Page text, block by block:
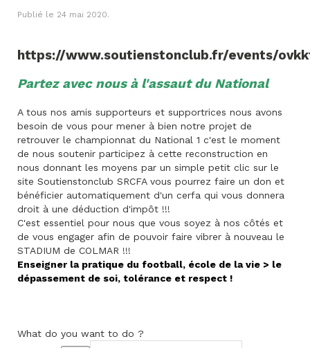
Publié le 24 mai 2020.
https://www.soutienstonclub.fr/events/
Partez avec nous à l'assaut du National
A tous nos amis supporteurs et supportrices nous avons
besoin de vous pour mener à bien notre projet de
retrouver le championnat du National 1 c'est le moment
de nous soutenir participez à cette reconstruction en
nous donnant les moyens par un simple petit clic sur le
site Soutienstonclub SRCFA vous pourrez faire un don et
bénéficier automatiquement d'un cerfa qui vous donnera
droit à une déduction d'impôt !!!
C'est essentiel pour nous que vous soyez à nos côtés et
de vous engager afin de pouvoir faire vibrer à nouveau le
STADIUM de COLMAR !!!
Enseigner la pratique du football, école de la vie > le
dépassement de soi, tolérance et respect !
What do you want to do ?